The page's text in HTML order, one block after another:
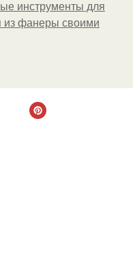
инструменты для
из фанеры своими